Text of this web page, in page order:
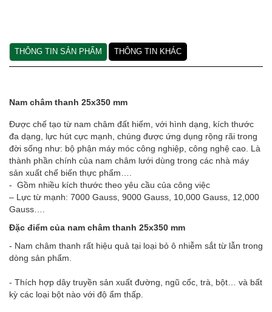
THÔNG TIN SẢN PHẨM THÔNG TIN KHÁC
Nam châm thanh 25x350 mm
Được chế tạo từ nam châm đất hiếm, với hình dạng, kích thước
đa dạng, lực hút cực mạnh, chúng được ứng dụng rộng rãi trong
đời sống như: bộ phận máy móc công nghiệp, công nghệ cao. Là
thành phần chính của nam châm lưới dùng trong các nhà máy
sản xuất chế biến thực phẩm….
- Gồm nhiều kích thước theo yêu cầu của công việc
– Lực từ mạnh: 7000 Gauss, 9000 Gauss, 10,000 Gauss, 12,000
Gauss….
Đặc điểm của nam châm thanh 25x350 mm
- Nam châm thanh rất hiệu quả tại loại bỏ ô nhiễm sắt từ lẫn trong
dòng sản phẩm.
- Thích hợp dây truyền sản xuất đường, ngũ cốc, trà, bột… và bất
kỳ các loại bột nào với độ ẩm thấp.